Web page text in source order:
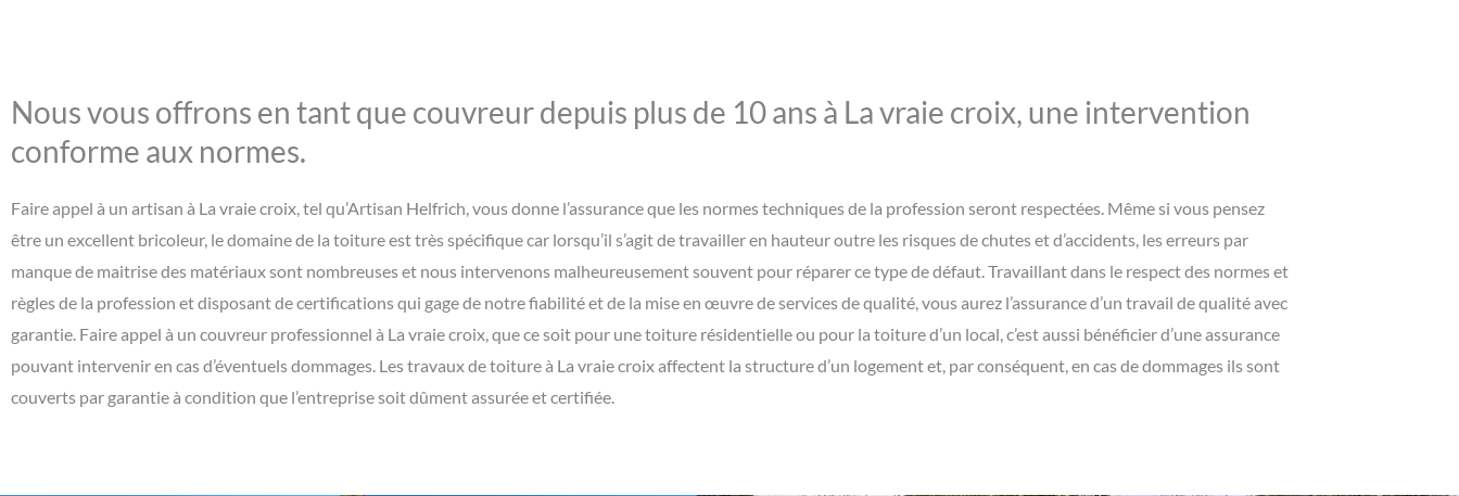
Nous vous offrons en tant que couvreur depuis plus de 10 ans à La vraie croix, une intervention
conforme aux normes.
Faire appel à un artisan à La vraie croix, tel qu’Artisan Helfrich, vous donne l’assurance que les normes techniques de la profession seront respectées. Même si vous pensez
être un excellent bricoleur, le domaine de la toiture est très spécifique car lorsqu’il s’agit de travailler en hauteur outre les risques de chutes et d’accidents, les erreurs par
manque de maitrise des matériaux sont nombreuses et nous intervenons malheureusement souvent pour réparer ce type de défaut. Travaillant dans le respect des normes et
règles de la profession et disposant de certifications qui gage de notre fiabilité et de la mise en œuvre de services de qualité, vous aurez l’assurance d’un travail de qualité avec
garantie. Faire appel à un couvreur professionnel à La vraie croix, que ce soit pour une toiture résidentielle ou pour la toiture d’un local, c’est aussi bénéficier d’une assurance
pouvant intervenir en cas d’éventuels dommages. Les travaux de toiture à La vraie croix affectent la structure d’un logement et, par conséquent, en cas de dommages ils sont
couverts par garantie à condition que l’entreprise soit dûment assurée et certifiée.